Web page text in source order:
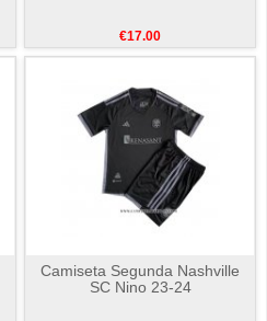
€17.00
Camiseta Segunda Nashville
SC Nino 23-24